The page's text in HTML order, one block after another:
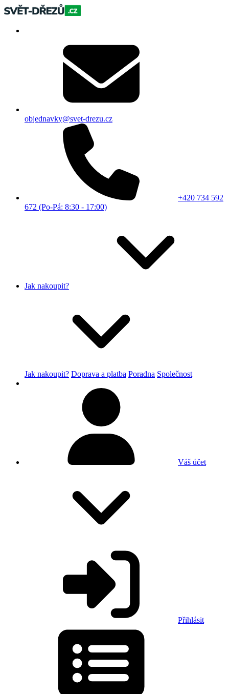
objednavky@svet-drezu.cz
+420 734 592
672 (Po-Pá: 8:30 - 17:00)
Jak nakoupit?
Jak nakoupit? Doprava a platba Poradna Společnost
Váš účet
Přihlásit